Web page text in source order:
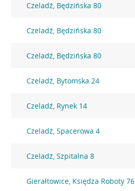
Czeladź, Będzińska 80
Czeladź, Będzińska 80
Czeladź, Będzińska 80
Czeladź, Bytomska 24
Czeladź, Rynek 14
Czeladź, Spacerowa 4
Czeladź, Szpitalna 8
Gierałtowice, Księdza Roboty 76